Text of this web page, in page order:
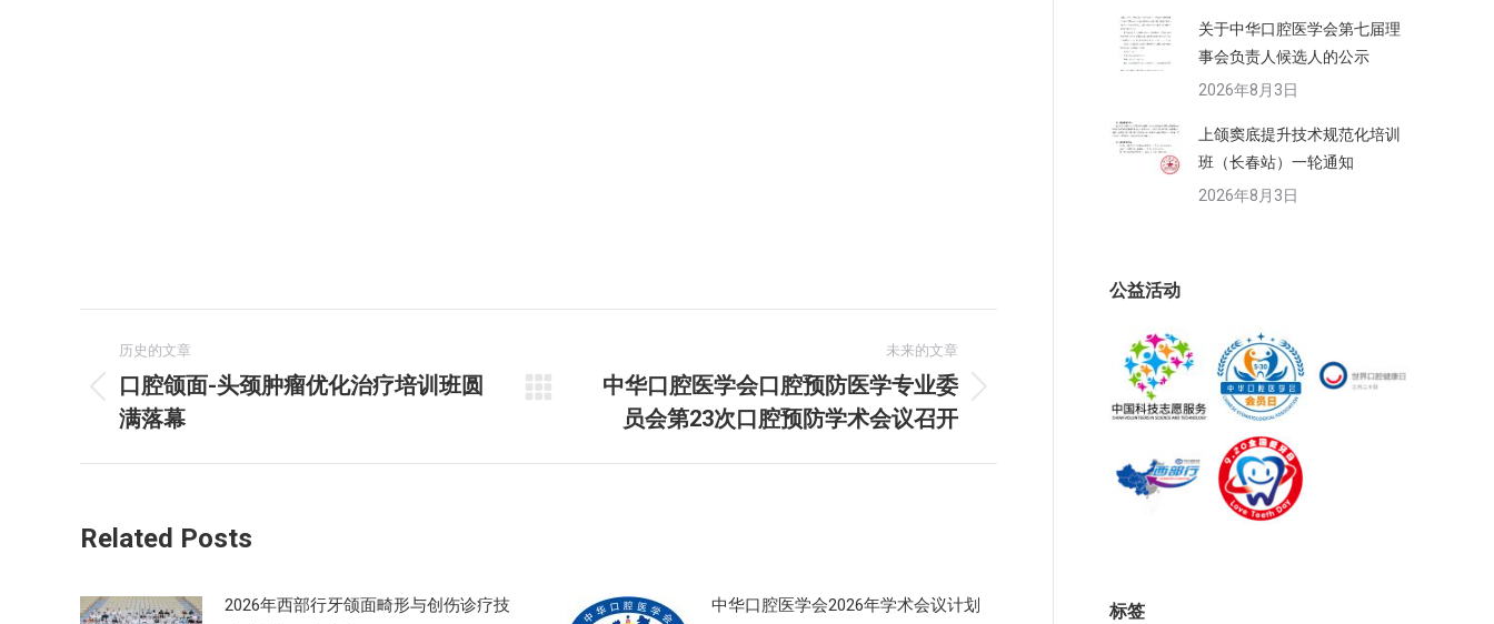
章
航
历史的文章
历
史
的
口腔颌面-头颈肿瘤优化治疗培训班圆
满落幕
未来的文章
的
中华口腔医学会口腔预防医学专业委
员会第23次口腔预防学术会议召开
Related Posts
2026年西部行牙颌面畸形与创伤诊疗技
中华口腔医学会2026年学术会议计划
关于中华口腔医学会第七届理
事会负责人候选人的公示
2026年8月3日
上颌窦底提升技术规范化培训
班（长春站）一轮通知
2026年8月3日
公益活动
标签